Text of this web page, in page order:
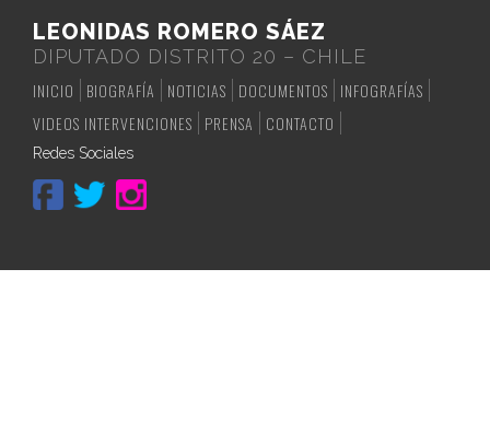
LEONIDAS ROMERO SÁEZ
DIPUTADO DISTRITO 20 – CHILE
INICIO
BIOGRAFÍA NOTICIAS DOCUMENTOS
INFOGRAFÍAS
VIDEOS INTERVENCIONES
PRENSA CONTACTO
Redes Sociales